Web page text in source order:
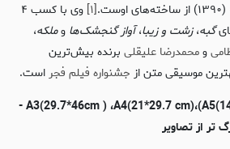
(۱۳۹۰) از ساخته‌های اوست. [۱] وی با کسب ۴
گبه،زشت و زیبا،آواز گنجشک‌ها وملکه،
ومحمدرضا علیقلیبرنده بیش‌ترین
موسیقی متن از جشنواره فیلم فجراست.
- سایز تصاویر: (A3(29.7*46cm ) ،A4(21*29.7 cm)،(A5(14.8*21cm -